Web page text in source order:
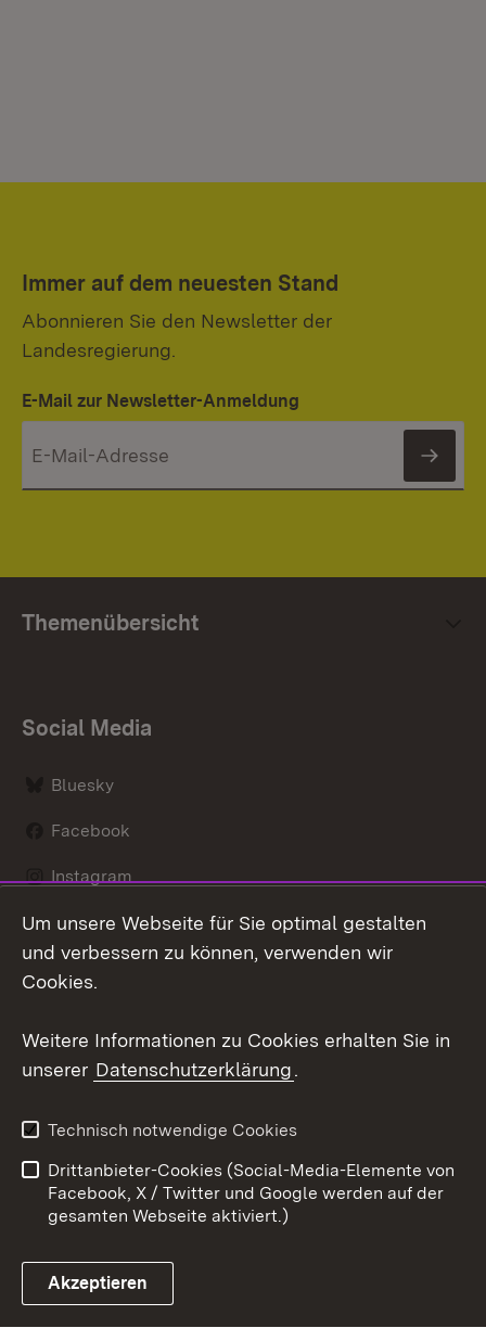
Immer auf dem neuesten Stand
Abonnieren Sie den Newsletter der
Landesregierung.
E-Mail zur Newsletter-Anmeldung
Themenübersicht
Social Media
Bluesky
Facebook
Instagram
LinkedIn
Link zum Landesportal
Datenschutz
Barrierefreiheit
Impressum
Cookies
Um unsere Webseite für Sie optimal gestalten
und verbessern zu können, verwenden wir
Cookies.
Weitere Informationen zu Cookies erhalten Sie in
unserer Datenschutzerklärung.
Technisch notwendige Cookies
Drittanbieter-Cookies (Social-Media-Elemente von
Facebook, X / Twitter und Google werden auf der
gesamten Webseite aktiviert.)
Akzeptieren